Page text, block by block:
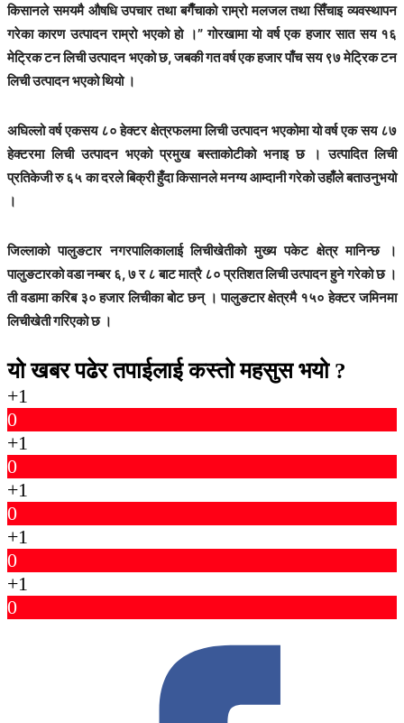
किसानले समयमै औषधि उपचार तथा बगैँचाको राम्रो मलजल तथा सिँचाइ व्यवस्थापन
गरेका कारण उत्पादन राम्रो भएको हो ।” गोरखामा यो वर्ष एक हजार सात सय १६
मेट्रिक टन लिची उत्पादन भएको छ, जबकी गत वर्ष एक हजार पाँच सय ९७ मेट्रिक टन
लिची उत्पादन भएको थियो ।
अघिल्लो वर्ष एकसय ८० हेक्टर क्षेत्रफलमा लिची उत्पादन भएकोमा यो वर्ष एक सय ८७
हेक्टरमा लिची उत्पादन भएको प्रमुख बस्ताकोटीको भनाइ छ । उत्पादित लिची
प्रतिकेजी रु ६५ का दरले बिक्री हुँदा किसानले मनग्य आम्दानी गरेको उहाँले बताउनुभयो
।
जिल्लाको पालुङटार नगरपालिकालाई लिचीखेतीको मुख्य पकेट क्षेत्र मानिन्छ ।
पालुङटारको वडा नम्बर ६, ७ र ८ बाट मात्रै ८० प्रतिशत लिची उत्पादन हुने गरेको छ ।
ती वडामा करिब ३० हजार लिचीका बोट छन् । पालुङटार क्षेत्रमै १५० हेक्टर जमिनमा
लिचीखेती गरिएको छ ।
यो खबर पढेर तपाईलाई कस्तो महसुस भयो ?
+1
0
+1
0
+1
0
+1
0
+1
0